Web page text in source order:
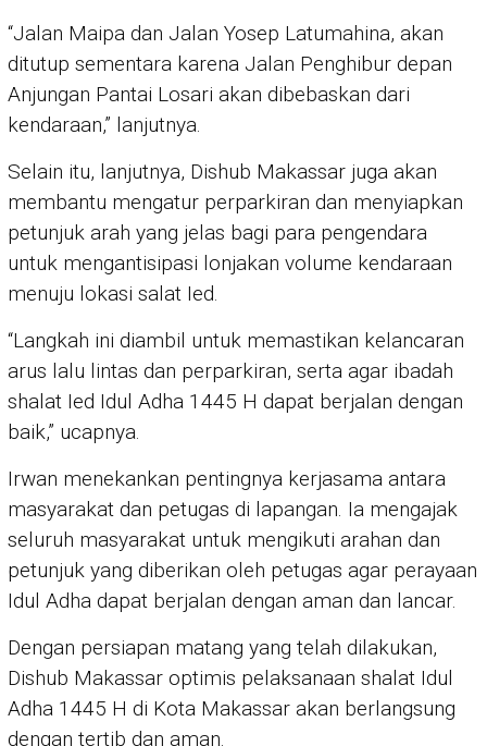
“Jalan Maipa dan Jalan Yosep Latumahina, akan
ditutup sementara karena Jalan Penghibur depan
Anjungan Pantai Losari akan dibebaskan dari
kendaraan,” lanjutnya.
Selain itu, lanjutnya, Dishub Makassar juga akan
membantu mengatur perparkiran dan menyiapkan
petunjuk arah yang jelas bagi para pengendara
untuk mengantisipasi lonjakan volume kendaraan
menuju lokasi salat Ied.
“Langkah ini diambil untuk memastikan kelancaran
arus lalu lintas dan perparkiran, serta agar ibadah
shalat Ied Idul Adha 1445 H dapat berjalan dengan
baik,” ucapnya.
Irwan menekankan pentingnya kerjasama antara
masyarakat dan petugas di lapangan. Ia mengajak
seluruh masyarakat untuk mengikuti arahan dan
petunjuk yang diberikan oleh petugas agar perayaan
Idul Adha dapat berjalan dengan aman dan lancar.
Dengan persiapan matang yang telah dilakukan,
Dishub Makassar optimis pelaksanaan shalat Idul
Adha 1445 H di Kota Makassar akan berlangsung
dengan tertib dan aman.